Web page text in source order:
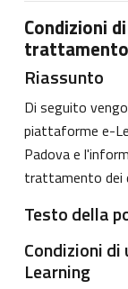
Condizioni
Riassunto
Di seguito
piattaforme e-
Padova e
trattamento dei
Testo della
Condizioni
Learning